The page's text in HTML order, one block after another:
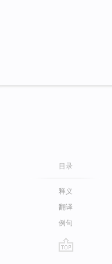
目录
释义
翻译
例句